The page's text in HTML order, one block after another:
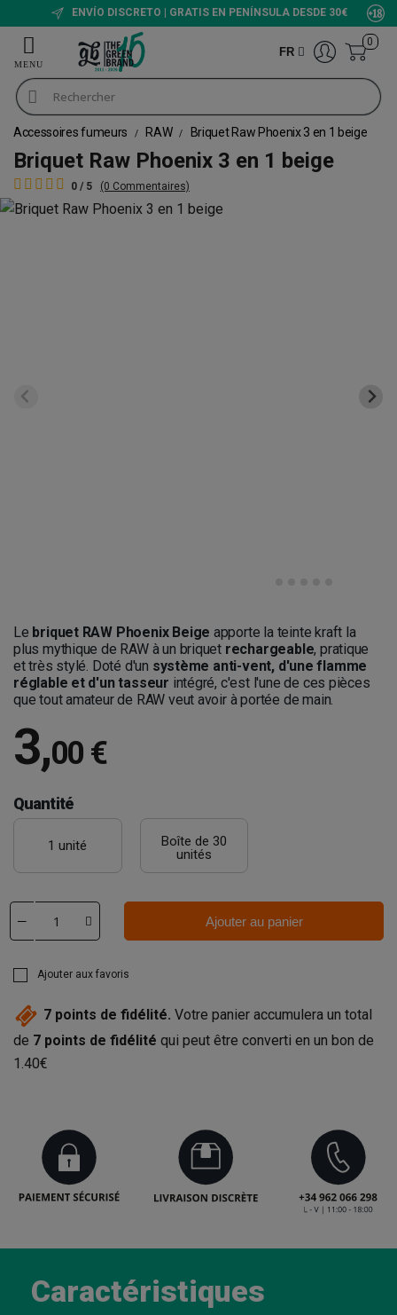
ENVÍO DISCRETO | GRATIS EN PENÍNSULA DESDE 30€
FR
0
Accessoires fumeurs RAW Briquet Raw Phoenix 3 en 1 beige
Briquet Raw Phoenix 3 en 1 beige
0 / 5 (0 Commentaires)
Le briquet RAW Phoenix Beige apporte la teinte kraft la
plus mythique de RAW à un briquet rechargeable, pratique
et très stylé. Doté d'un système anti-vent, d'une flamme
réglable et d'un tasseur intégré, c'est l'une de ces pièces
que tout amateur de RAW veut avoir à portée de main.
3,00 €
Quantité
1 unité
Boîte de 30
unités
Ajouter au panier
Ajouter aux favoris
7 points de fidélité. Votre panier accumulera un total
de 7 points de fidélité qui peut être converti en un bon de
1.40€
Caractéristiques